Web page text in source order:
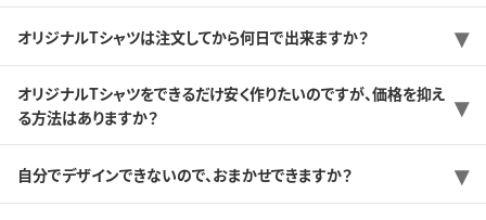
オリジナルTシャツは注文してから何日で出来ますか？
オリジナルTシャツをできるだけ安く作りたいのですが、価格を抑え
る方法はありますか？
自分でデザインできないので、おまかせできますか？